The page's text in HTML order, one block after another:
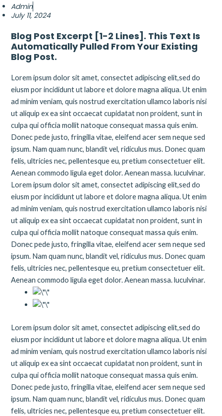
Admin
July 11, 2024
Blog Post Excerpt [1-2 Lines]. This Text Is
Automatically Pulled From Your Existing
Blog Post.
Lorem ipsum dolor sit amet, consectet adipiscing elit,sed do
eiusm por incididunt ut labore et dolore magna aliqua. Ut enim
ad minim veniam, quis nostrud exercitation ullamco laboris nisi
ut aliquip ex ea sint occaecat cupidatat non proident, sunt in
culpa qui officia mollit natoque consequat massa quis enim.
Donec pede justo, fringilla vitae, eleifend acer sem neque sed
ipsum. Nam quam nunc, blandit vel, ridiculus mus. Donec quam
felis, ultricies nec, pellentesque eu, pretium consectetuer elit.
Aenean commodo ligula eget dolor. Aenean massa. luculvinar.
Lorem ipsum dolor sit amet, consectet adipiscing elit,sed do
eiusm por incididunt ut labore et dolore magna aliqua. Ut enim
ad minim veniam, quis nostrud exercitation ullamco laboris nisi
ut aliquip ex ea sint occaecat cupidatat non proident, sunt in
culpa qui officia mollit natoque consequat massa quis enim.
Donec pede justo, fringilla vitae, eleifend acer sem neque sed
ipsum. Nam quam nunc, blandit vel, ridiculus mus. Donec quam
felis, ultricies nec, pellentesque eu, pretium consectetuer elit.
Aenean commodo ligula eget dolor. Aenean massa. luculvinar.
Lorem ipsum dolor sit amet, consectet adipiscing elit,sed do
eiusm por incididunt ut labore et dolore magna aliqua. Ut enim
ad minim veniam, quis nostrud exercitation ullamco laboris nisi
ut aliquip ex ea sint occaecat cupidatat non proident, sunt in
culpa qui officia mollit natoque consequat massa quis enim.
Donec pede justo, fringilla vitae, eleifend acer sem neque sed
ipsum. Nam quam nunc, blandit vel, ridiculus mus. Donec quam
felis, ultricies nec, pellentesque eu, pretium consectetuer elit.